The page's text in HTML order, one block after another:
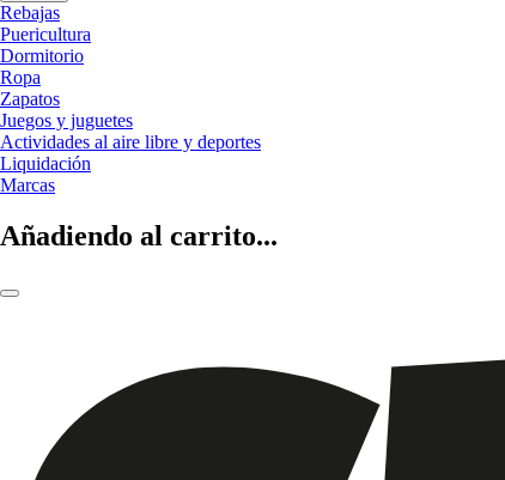
Rebajas
Puericultura
Dormitorio
Ropa
Zapatos
Juegos y juguetes
Actividades al aire libre y deportes
Liquidación
Marcas
Añadiendo al carrito...